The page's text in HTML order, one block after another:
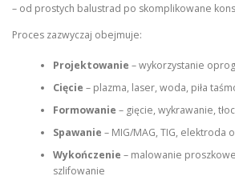
– od prostych balustrad po skomplikowane
Proces zazwyczaj obejmuje:
Projektowanie – wykorzystanie
Cięcie – plazma, laser, woda, piła
Formowanie – gięcie, wykrawanie,
Spawanie – MIG/MAG, TIG, elektroda
Wykończenie – malowanie
szlifowanie